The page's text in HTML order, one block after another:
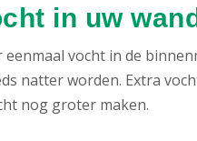
in uw
vocht in de
natter worden. Extra
nog groter maken.